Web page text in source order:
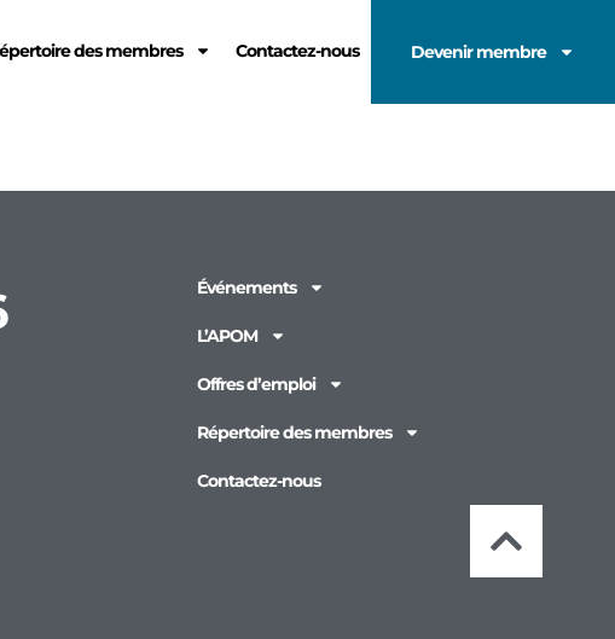
des membres Contactez-nous Devenir membre
Événements
L’APOM
Offres d’emploi
Répertoire des membres
Contactez-nous